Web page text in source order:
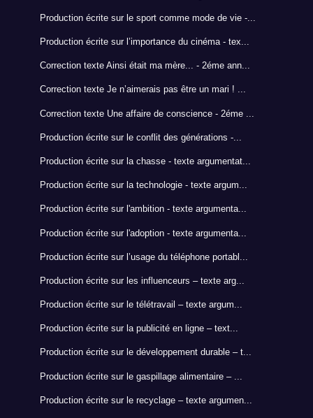
Production écrite sur le sport comme mode de vie -...
Production écrite sur l’importance du cinéma - tex...
Correction texte Ainsi était ma mère... - 2éme ann...
Correction texte Je n’aimerais pas être un mari ! ...
Correction texte Une affaire de conscience - 2éme ...
Production écrite sur le conflit des générations -...
Production écrite sur la chasse - texte argumentat...
Production écrite sur la technologie - texte argum...
Production écrite sur l'ambition - texte argumenta...
Production écrite sur l'adoption - texte argumenta...
Production écrite sur l’usage du téléphone portabl...
Production écrite sur les influenceurs – texte arg...
Production écrite sur le télétravail – texte argum...
Production écrite sur la publicité en ligne – text...
Production écrite sur le développement durable – t...
Production écrite sur le gaspillage alimentaire – ...
Production écrite sur le recyclage – texte argumen...